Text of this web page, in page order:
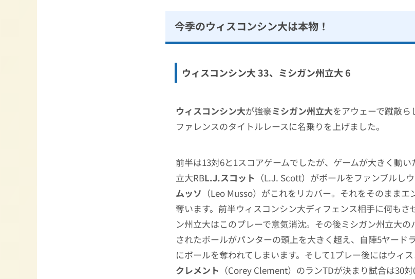
今季のウィスコンシン大は本物！
ウィスコンシン大 33、ミシガン州立大 6
ウィスコンシン大が強豪ミシガン州立大をアウェーで蹴散
ファレンスのタイトルレースに名乗りを上げました。
前半は13対6と1スコアゲームでしたが、ゲームが大きく動
立大RBL.J.スコット （L.J. Scott）がボールをファンブルし
ムッソ （Leo Musso）がこれをリカバー。それをそのまま
奪います。前半ウィスコンシン大ディフェンス相手に何もさ
ン州立大はこのプレーで意気消沈。その後ミシガン州立大
されたボールがパンターの頭上を大きく超え、自陣5ヤード
にボールを奪われてしまいます。そして1プレー後にはウィ
クレメント （Corey Clement）のランTDが決まり試合は30